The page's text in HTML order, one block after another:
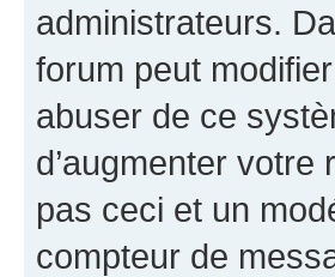
administrateurs.
forum peut
abuser de ce
d’augmenter
pas ceci et un
compteur de